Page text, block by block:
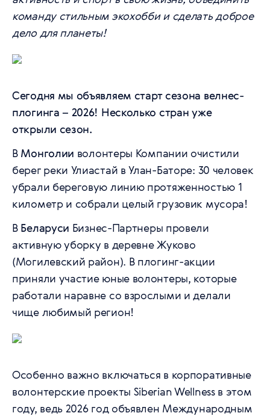
команду стильным экохобби и сделать доброе
дело для планеты!
Сегодня мы объявляем старт сезона велнес-
плогинга – 2026! Несколько стран уже
открыли сезон.
В Монголии волонтеры Компании очистили
берег реки Улиастай в Улан-Баторе: 30 человек
убрали береговую линию протяженностью 1
километр и собрали целый грузовик мусора!
В Беларуси Бизнес-Партнеры провели
активную уборку в деревне Жуково
(Могилевский район). В плогинг-акции
приняли участие юные волонтеры, которые
работали наравне со взрослыми и делали
чище любимый регион!
Особенно важно включаться в корпоративные
волонтерские проекты Siberian Wellness в этом
году, ведь 2026 год объявлен Международным